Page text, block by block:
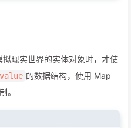
现实世界的实体对象时，才使
的数据结构，使用 Map
。